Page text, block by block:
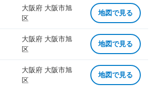
大阪府 大阪市旭
区
地図で見る
大阪府 大阪市旭
区
地図で見る
大阪府 大阪市旭
区
地図で見る